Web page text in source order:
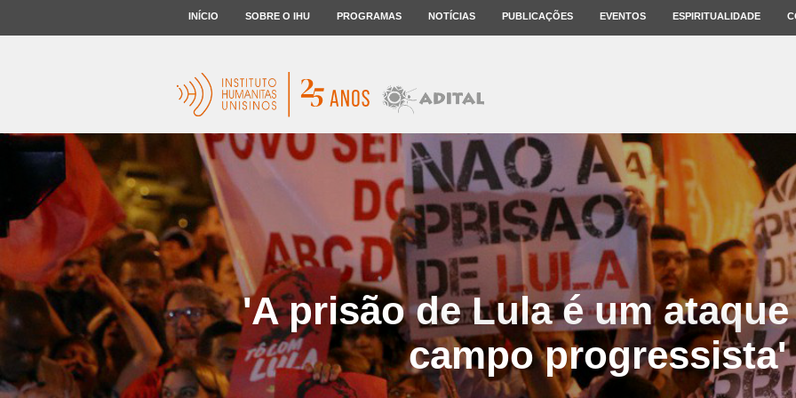
INÍCIO SOBRE O IHU PROGRAMAS NOTÍCIAS PUBLICAÇÕES EVENTOS ESPIRITUALIDADE
'A prisão de Lula é um
campo progressista'